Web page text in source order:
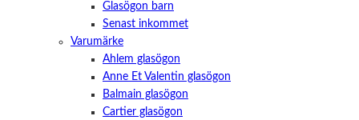
Glasögon barn
Senast inkommet
Varumärke
Ahlem glasögon
Anne Et Valentin glasögon
Balmain glasögon
Cartier glasögon